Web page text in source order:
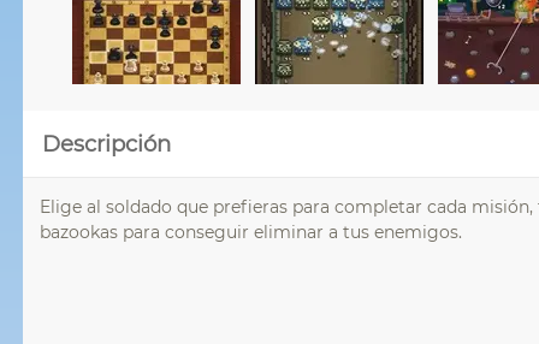
Descripción
Elige al soldado que prefieras para completar cada
bazookas para conseguir eliminar a tus enemigos.